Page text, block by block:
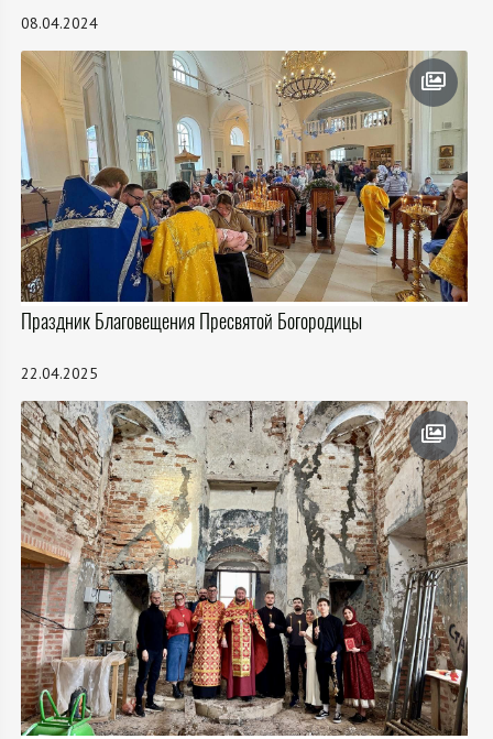
08.04.2024
Праздник Благовещения Пресвятой Богородицы
22.04.2025